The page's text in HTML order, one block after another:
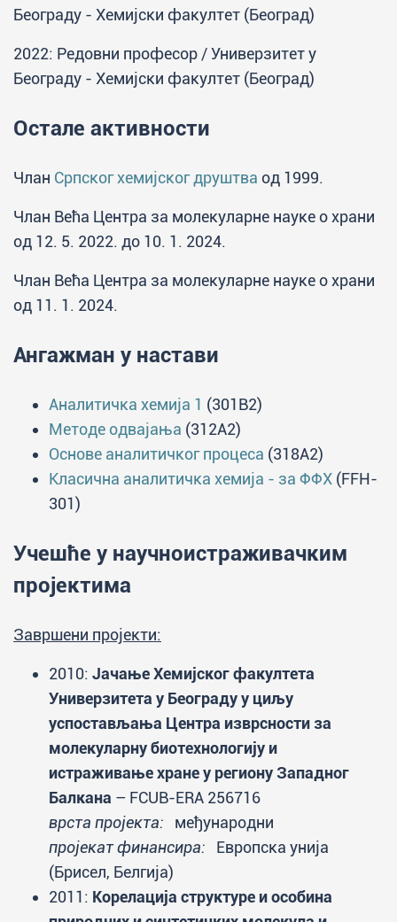
Београду - Хемијски факултет (Београд)
2022: Редовни професор / Универзитет у
Београду - Хемијски факултет (Београд)
Остале активности
Члан Српског хемијског друштва од 1999.
Члан Већа Центра за молекуларне науке о храни
од 12. 5. 2022. до 10. 1. 2024.
Члан Већа Центра за молекуларне науке о храни
од 11. 1. 2024.
Ангажман у настави
Аналитичка хемија 1 (301B2)
Методе одвајања (312A2)
Основе аналитичког процеса (318A2)
Класична аналитичка хемија - за ФФХ (FFH-
301)
Учешће у научноистраживачким
пројектима
Завршени пројекти:
2010: Јачање Хемијског факултета
Универзитета у Београду у циљу
успостављања Центра изврсности за
молекуларну биотехнологију и
истраживање хране у региону Западног
Балкана – FCUB-ERA 256716
врста пројекта: међународни
пројекат финансира: Европска унија
(Брисел, Белгија)
2011: Корелација структуре и особина